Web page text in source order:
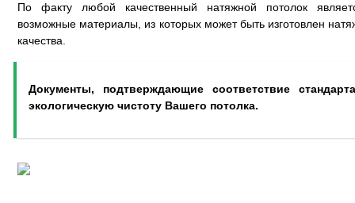
По факту любой качественный натяжной потолок
возможные материалы, из которых может быть изготовлен
качества.
Документы, подтверждающие соответствие
экологическую чистоту Вашего потолка.